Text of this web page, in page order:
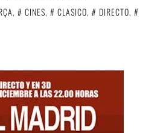
, CINES, CLASICO, DIRECTO,